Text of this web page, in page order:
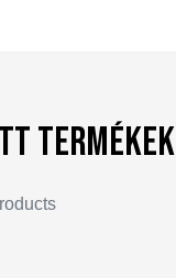
termékek